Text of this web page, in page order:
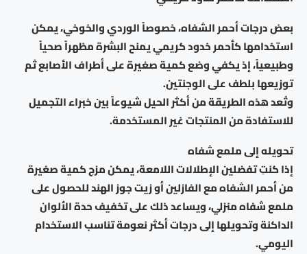
بعض درجات أحمر الشفاه، خصوصاً الوردي والخوخي، يمكن
استخدامها كأحمر خدود كريمي يمنح البشرة مظهراً صحياً
وطبيعياً، إذ يكفي وضع كمية صغيرة على أطراف الأصابع ثم
توزيعها بلطف على الوجنتين.
وتُعد هذه الطريقة من أكثر الحيل شيوعاً بين خبراء التجميل
للاستفادة من المنتجات غير المستخدمة.
تحويله إلى ملمع شفاه
إذا كنتِ تفضلين الإطلالات اللامعة، يمكن مزج كمية صغيرة
من أحمر الشفاه مع الفازلين أو زيت جوز الهند للحصول على
ملمع شفاه منزلي، ويساعد ذلك على تخفيف حدة الألوان
الداكنة وتحويلها إلى درجات أكثر نعومة تناسب الاستخدام
اليومي.